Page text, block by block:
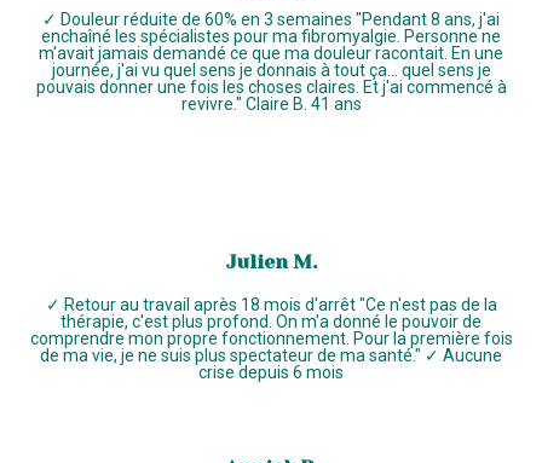
✓ Douleur réduite de 60% en 3 semaines "Pendant 8 ans, j'ai
enchaîné les spécialistes pour ma fibromyalgie. Personne ne
m'avait jamais demandé ce que ma douleur racontait. En une
journée, j'ai vu quel sens je donnais à tout ça... quel sens je
pouvais donner une fois les choses claires. Et j'ai commencé à
revivre." Claire B. 41 ans
Julien M.
✓ Retour au travail après 18 mois d'arrêt "Ce n'est pas de la
thérapie, c'est plus profond. On m'a donné le pouvoir de
comprendre mon propre fonctionnement. Pour la première fois
de ma vie, je ne suis plus spectateur de ma santé." ✓ Aucune
crise depuis 6 mois